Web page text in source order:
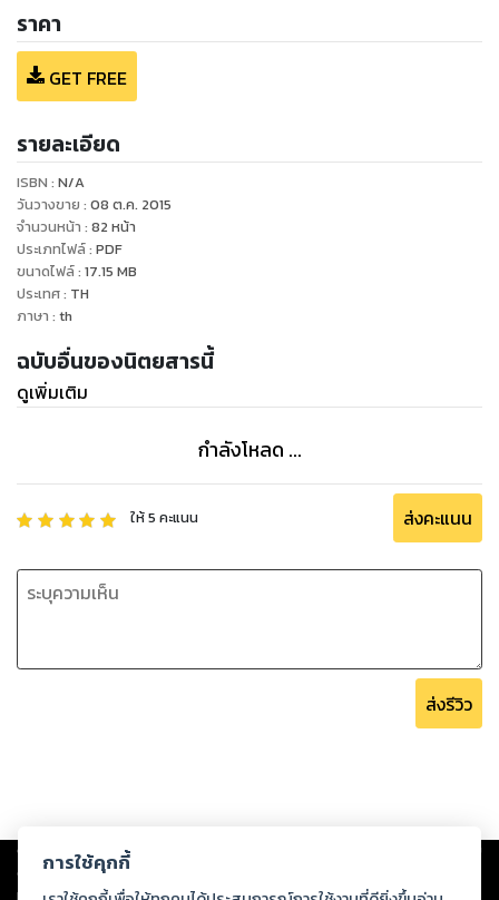
ราคา
GET FREE
รายละเอียด
ISBN : N/A
วันวางขาย : 08 ต.ค. 2015
จำนวนหน้า : 82 หน้า
ประเภทไฟล์: PDF
ขนาดไฟล์: 17.15 MB
ประเทศ: TH
ภาษา : th
ฉบับอื่นของนิตยสารนี้
ดูเพิ่มเติม
กำลังโหลด ...
ให้5 คะแนน ส่งคะแนน
ส่งรีวิว
Copyright © 2026
ต่อผลงานหรือเนื้อหาใดที่อัปโหลดผ่านเว็บไซต์และปรากฏว่าละเมิดสิทธิใน
ทรัพย์สินทางปัญญาของบุคคลอื่นหรือขัดต่อกฎหมายและศีลธรรม ดังนั้น ผู้อ่าน
การใช้คุกกี้